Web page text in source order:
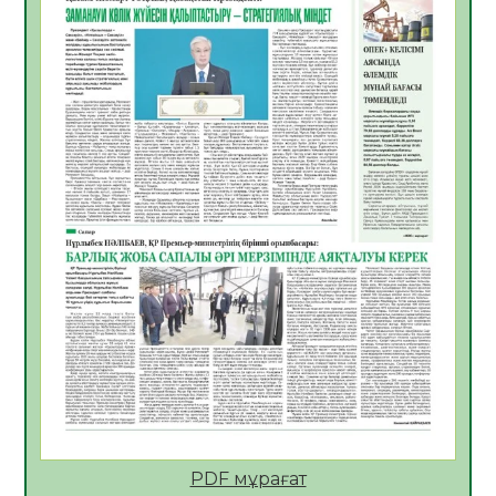
05.08.2026
28
Қазақстан Орталық Азиядағы көшуге ең
қолайлы ел атанды
05.08.2026
30
Өрт қауіпсіздігі талаптарын сақтау – әр
азаматтың міндеті
05.08.2026
30
Руслан Рүстемұлы облыс әкімінің
кеңесшісі болып тағайындалды
05.08.2026
26
Цифрландыру саласын дамыту аясында
салынатын жаңа орталықтың жобасы
талқыланды
05.08.2026
26
құралдарының таныстырылымы өтті
PDF мұрағат